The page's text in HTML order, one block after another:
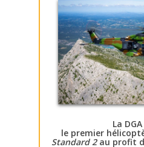
La
le premier
Standard 2au profit